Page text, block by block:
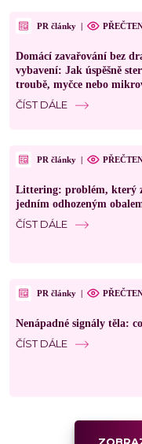
PR články |
Domácí zavařování bez
vybavení: Jak úspěšně
troubě, myčce nebo
ČÍST DÁLE
PR články |
Littering: problém, který
jedním odhozeným
ČÍST DÁLE
PR články |
Nenápadné signály těla:
ČÍST DÁLE